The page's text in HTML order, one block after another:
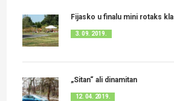
Fijasko u finalu mini rotaks
3. 09. 2019.
„Sitan“ ali dinamitan
12. 04. 2019.